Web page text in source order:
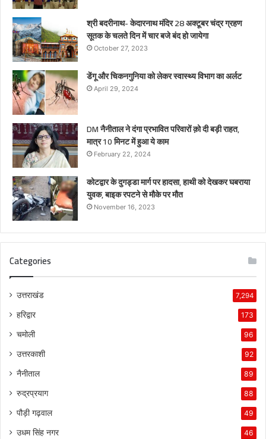
श्री बदरीनाथ- केदारनाथ मंदिर 28 अक्टूबर चंद्र ग्रहण
सूतक के चलते दिन में चार बजे बंद हो जायेगा
October 27, 2023
डेंगू और चिकनगुनिया को लेकर स्वास्थ्य विभाग का अर्लट
April 29, 2024
DM नैनीताल ने दंगा प्रभावित परिवारों क़ो दी बड़ी राहत,
मात्र 10 मिनट में हुआ ये काम
February 22, 2024
कोटद्वार के दुगड्डा मार्ग पर हादसा, हाथी को देखकर घबराया
युवक, बाइक रपटने से मौके पर मौत
November 16, 2023
Categories
उत्तराखंड 7,294
हरिद्वार 173
चमोली 96
उत्तरकाशी 92
नैनीताल 89
रुद्रप्रयाग 88
पौड़ी गढ़वाल 49
उधम सिंह नगर 46